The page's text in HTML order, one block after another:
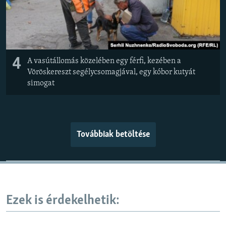
4
A vasútállomás közelében egy férfi, kezében a
Vöröskereszt segélycsomagjával, egy kóbor kutyát
simogat
Továbbiak betöltése
Ezek is érdekelhetik: